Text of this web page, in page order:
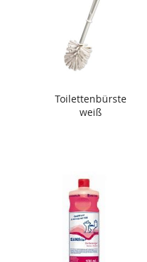
Toilettenbürste
weiß